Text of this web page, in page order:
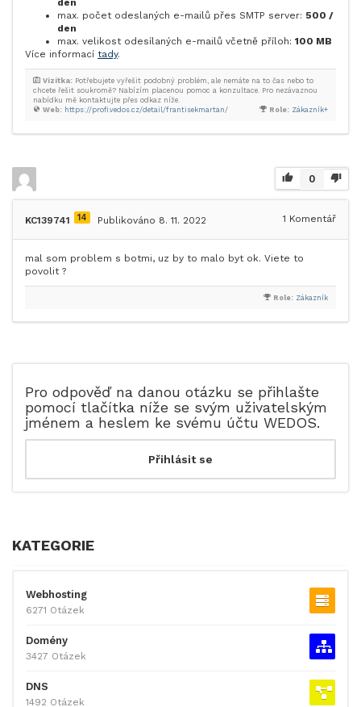
den
max. počet odeslaných e-mailů přes SMTP server: 500 /
den
max. velikost odesílaných e-mailů včetně příloh: 100 MB
Více informací tady.
Role: Zákazník+
Web: https://profi.vedos.cz/detail/frantisekmartan/
Vizitka: Potřebujete vyřešit podobný problém, ale nemáte na to čas nebo to
chcete řešit soukromě? Nabízím placenou pomoc a konzultace. Pro nezávaznou
nabídku mě kontaktujte přes odkaz níže.
0
KC139741 14 Publikováno 8. 11. 2022 1 Komentář
mal som problem s botmi, uz by to malo byt ok. Viete to
povolit ?
Role: Zákazník
Pro odpověď na danou otázku se přihlašte
pomocí tlačítka níže se svým uživatelským
jménem a heslem ke svému účtu WEDOS.
KATEGORIE
Webhosting
6271 Otázek
Domény
3427 Otázek
DNS
1492 Otázek